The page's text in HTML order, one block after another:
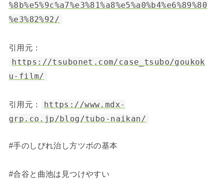
%8b%e5%9c%a7%e3%81%a8%e5%a0%b4%e6%89%80
%e3%82%92/
引用元：
https://tsubonet.com/case_tsubo/goukok
u-film/
引用元：
https://www.mdx-
grp.co.jp/blog/tubo-naikan/
#手のしびれ治し方ツボの基本
#合谷と曲池は見つけやすい